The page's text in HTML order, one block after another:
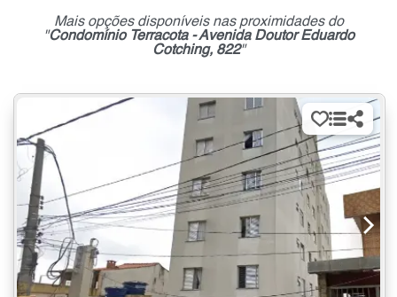
Mais opções disponíveis nas proximidades do
"Condomínio Terracota - Avenida Doutor Eduardo
Cotching, 822"